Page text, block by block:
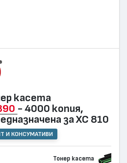
касета
- 4000 копия,
за XC 810
И КОНСУМАТИВИ
Тонер касета